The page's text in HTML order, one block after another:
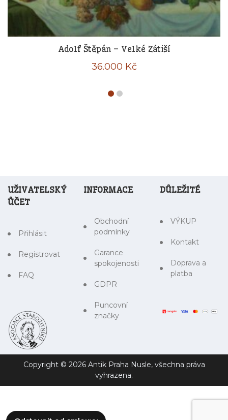
Adolf Štěpán – Velké Zátiší
36.000 Kč
UŽIVATELSKÝ
ŮČET
Přihlásit
Registrovat
FAQ
INFORMACE
Obchodní
podmínky
Garance
spokojenosti
GDPR
Puncovní
značky
DŮLEŽITÉ
VÝKUP
Kontakt
Doprava a
platba
Copyright © 2026 Antik Praha Nusle, všechna práva
vyhrazena.